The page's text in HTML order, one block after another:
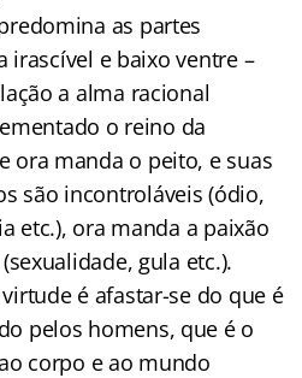
as partes
irascível e baixo ventre –
a alma racional
o reino da
ora manda o peito, e suas
são incontroláveis (ódio,
etc.), ora manda a paixão
gula etc.).
é afastar-se do que é
pelos homens, que é o
corpo e ao mundo